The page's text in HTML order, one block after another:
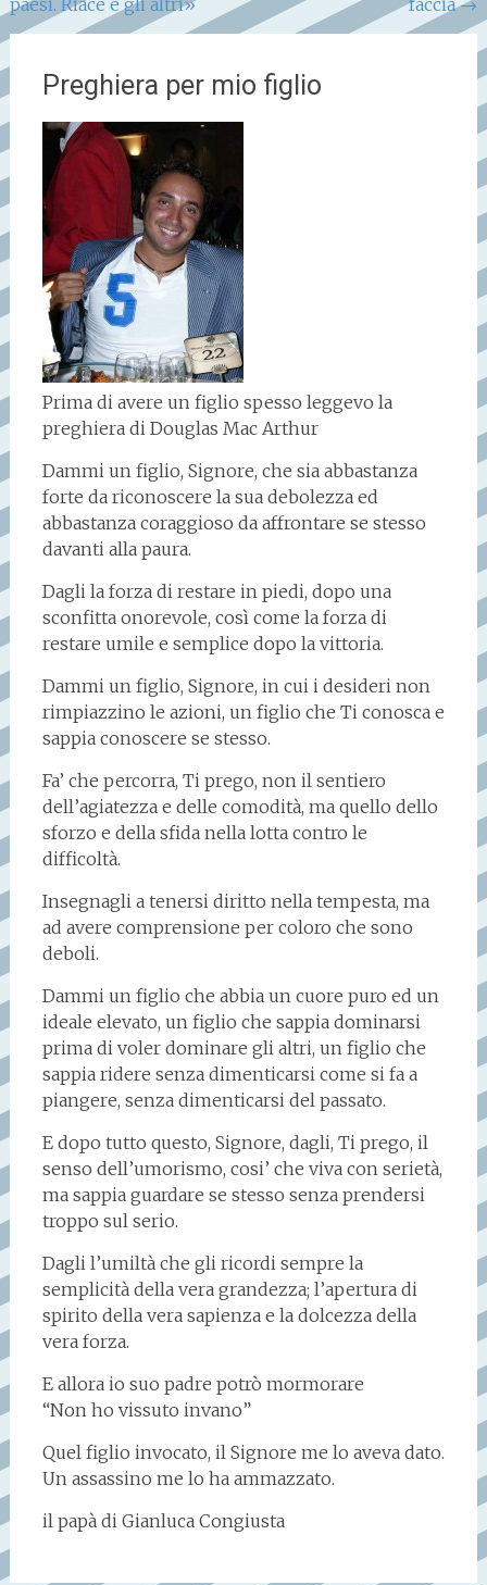
paesi. Riace e gli altri» faccia→
Preghiera per mio figlio
Prima di avere un figlio spesso leggevo la
preghiera di Douglas Mac Arthur
Dammi un figlio, Signore, che sia abbastanza
forte da riconoscere la sua debolezza ed
abbastanza coraggioso da affrontare se stesso
davanti alla paura.
Dagli la forza di restare in piedi, dopo una
sconfitta onorevole, così come la forza di
restare umile e semplice dopo la vittoria.
Dammi un figlio, Signore, in cui i desideri non
rimpiazzino le azioni, un figlio che Ti conosca e
sappia conoscere se stesso.
Fa’ che percorra, Ti prego, non il sentiero
dell’agiatezza e delle comodità, ma quello dello
sforzo e della sfida nella lotta contro le
difficoltà.
Insegnagli a tenersi diritto nella tempesta, ma
ad avere comprensione per coloro che sono
deboli.
Dammi un figlio che abbia un cuore puro ed un
ideale elevato, un figlio che sappia dominarsi
prima di voler dominare gli altri, un figlio che
sappia ridere senza dimenticarsi come si fa a
piangere, senza dimenticarsi del passato.
E dopo tutto questo, Signore, dagli, Ti prego, il
senso dell’umorismo, cosi’ che viva con serietà,
ma sappia guardare se stesso senza prendersi
troppo sul serio.
Dagli l’umiltà che gli ricordi sempre la
semplicità della vera grandezza; l’apertura di
spirito della vera sapienza e la dolcezza della
vera forza.
E allora io suo padre potrò mormorare
“Non ho vissuto invano”
Quel figlio invocato, il Signore me lo aveva dato.
Un assassino me lo ha ammazzato.
il papà di Gianluca Congiusta